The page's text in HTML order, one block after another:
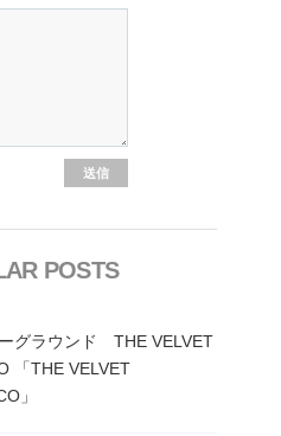
POSTS
グラウンド THE VELVET
「THE VELVET
」